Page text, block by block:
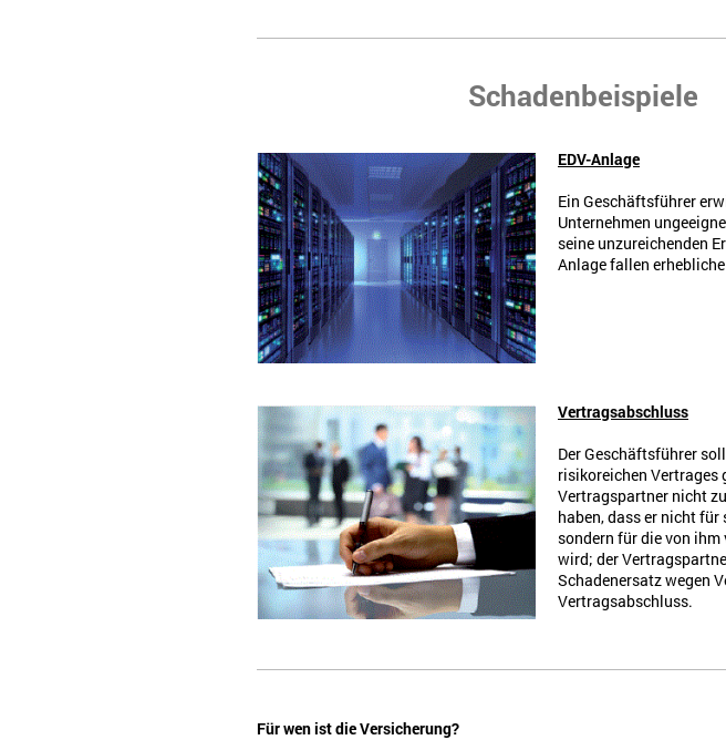
Schadenbeispiele
EDV-Anlage
Ein Geschäftsführer
Unternehmen
seine unzureichenden
Anlage fallen
Vertragsabschluss
Der Geschäftsführer
risikoreichen Vertrages
Vertragspartner nicht
haben, dass er nicht für
sondern für die von
wird; der
Schadenersatz wegen
Vertragsabschluss.
Für wen ist die Versicherung?